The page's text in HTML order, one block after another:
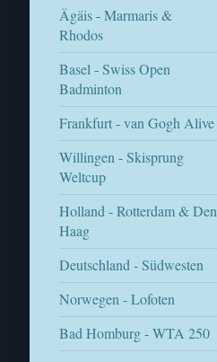
Ägäis - Marmaris &
Rhodos
Basel - Swiss Open
Badminton
Frankfurt - van Gogh Alive
Willingen - Skisprung
Weltcup
Holland - Rotterdam & Den
Haag
Deutschland - Südwesten
Norwegen - Lofoten
Bad Homburg - WTA 250